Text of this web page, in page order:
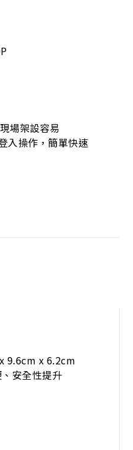
場架設容易
入操作，簡單快速
9.6cm x 6.2cm
安全性提升